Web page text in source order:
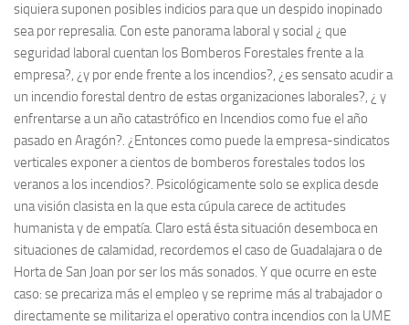
siquiera suponen posibles indicios para que un despido inopinado
sea por represalia. Con este panorama laboral y social ¿ que
seguridad laboral cuentan los Bombe­ros Fores­ta­les frente a la
empresa?, ¿y por ende frente a los incendios?, ¿es sensato acudir a
un incendio fores­tal dentro de estas organiza­ciones laborales?, ¿ y
enfrentarse a un año catastrófico en Incendios como fue el año
pasado en Aragón?. ¿Entonces como puede la empresa-sindicatos
verticales exponer a cientos de bombe­ros fores­ta­les todos los
veranos a los incendios?. Psico­lógica­mente solo se explica desde
una visión clasista en la que esta cúpula carece de actitudes
humanista y de empatía. Claro está ésta situa­ción desemboca en
situa­ciones de calamidad, recorde­mos el caso de Guadalajara o de
Horta de San Joan por ser los más sona­dos. Y que ocurre en este
caso: se precariza más el empleo y se reprime más al trabaja­dor o
directa­mente se militariza el operativo contra incendios con la UME